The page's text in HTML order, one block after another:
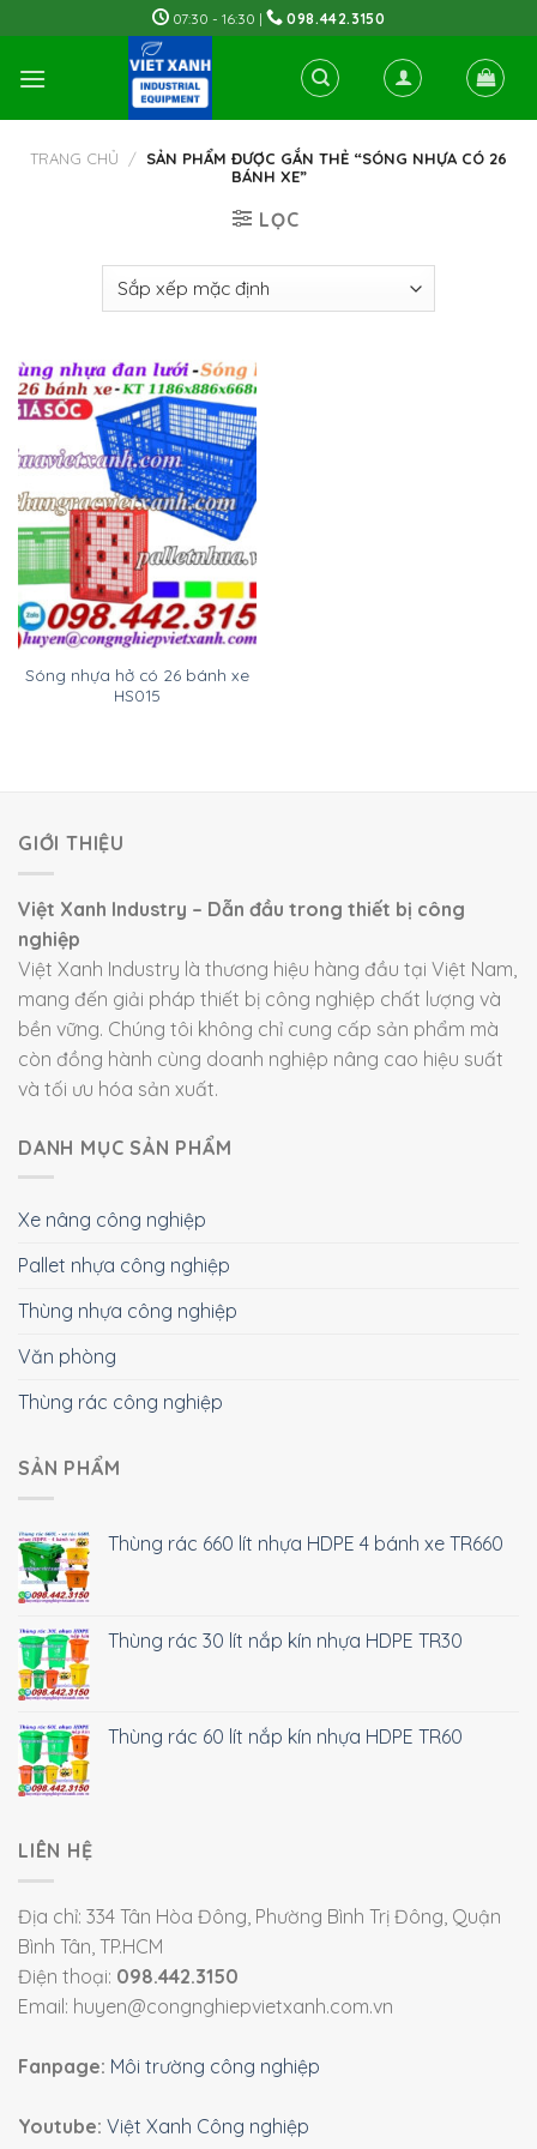
to
content
07:30 - 16:30 | 098.442.3150
TRANG CHỦ / SẢN PHẨM ĐƯỢC GẮN THẺ “SÓNG NHỰA CÓ 26
BÁNH XE”
LỌC
Sóng nhựa hở có 26 bánh xe
HS015
GIỚI THIỆU
Việt Xanh Industry – Dẫn đầu trong thiết bị công
nghiệp
Việt Xanh Industry là thương hiệu hàng đầu tại Việt Nam,
mang đến giải pháp thiết bị công nghiệp chất lượng và
bền vững. Chúng tôi không chỉ cung cấp sản phẩm mà
còn đồng hành cùng doanh nghiệp nâng cao hiệu suất
và tối ưu hóa sản xuất.
DANH MỤC SẢN PHẨM
Xe nâng công nghiệp
Pallet nhựa công nghiệp
Thùng nhựa công nghiệp
Văn phòng
Thùng rác công nghiệp
SẢN PHẨM
Thùng rác 660 lít nhựa HDPE 4 bánh xe TR660
Thùng rác 30 lít nắp kín nhựa HDPE TR30
Thùng rác 60 lít nắp kín nhựa HDPE TR60
LIÊN HỆ
Địa chỉ: 334 Tân Hòa Đông, Phường Bình Trị Đông, Quận
Bình Tân, TP.HCM
Điện thoại: 098.442.3150
Email: huyen@congnghiepvietxanh.com.vn
Fanpage: Môi trường công nghiệp
Youtube: Việt Xanh Công nghiệp